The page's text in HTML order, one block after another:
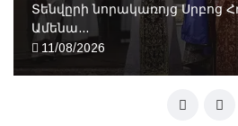
Տենվըրի նորակառոյց Սրբոց
Ամենա...
11/08/2026